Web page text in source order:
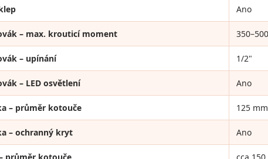
Ano
– max. krouticí moment
– upínání 1/2"
– LED osvětlení Ano
– průměr kotouče 125 mm
– ochranný kryt Ano